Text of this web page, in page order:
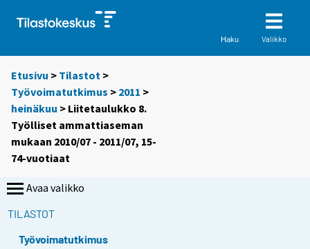
Haku Valikko
Etusivu > Tilastot >
Työvoimatutkimus > 2011 >
heinäkuu > Liitetaulukko 8.
Työlliset ammattiaseman
mukaan 2010/07 - 2011/07, 15-
74-vuotiaat
Avaa valikko
TILASTOT
Työvoimatutkimus